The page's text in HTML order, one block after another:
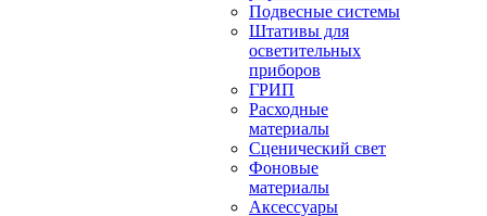
Подвесные системы
Штативы для
осветительных
приборов
ГРИП
Расходные
материалы
Сценический свет
Фоновые
материалы
Аксессуары